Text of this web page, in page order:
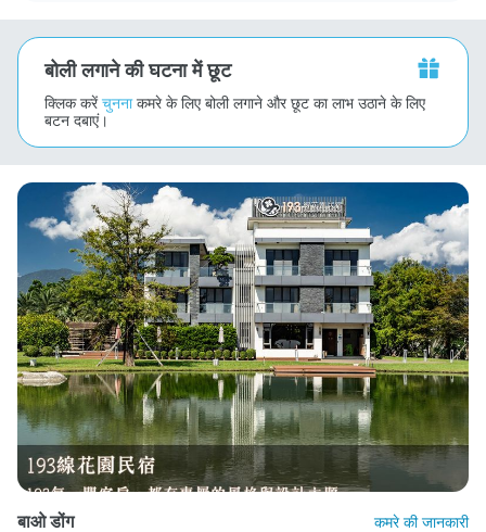
बोली लगाने की घटना में छूट
क्लिक करेंचुननाकमरे के लिए बोली लगाने और छूट का लाभ उठाने के लिए
बटन दबाएं।
बाओ डोंग कमरे की जानकारी